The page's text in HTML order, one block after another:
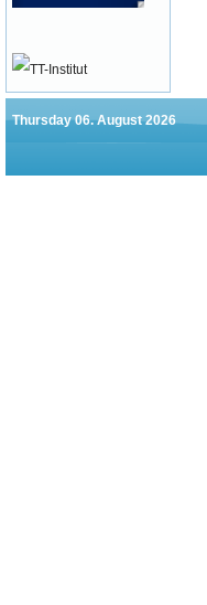
Thursday 06. August 2026